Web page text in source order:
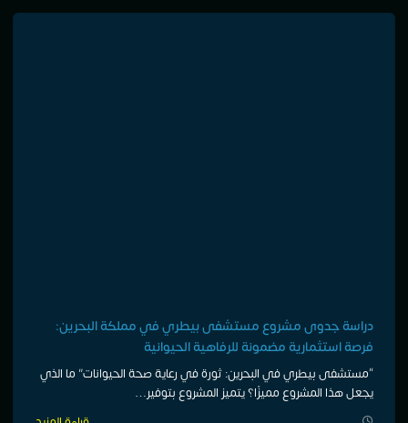
دراسة جدوى مشروع مستشفى بيطري في مملكة البحرين:
فرصة استثمارية مضمونة للرفاهية الحيوانية
“مستشفى بيطري في البحرين: ثورة في رعاية صحة الحيوانات” ما الذي
يجعل هذا المشروع مميزًا؟ يتميز المشروع بتوفير…